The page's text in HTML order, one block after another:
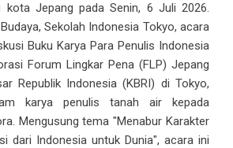
kota Jepang pada Senin, 6 Juli 2026.
Sekolah Indonesia Tokyo, acara
Buku Karya Para Penulis Indonesia
Forum Lingkar Pena (FLP) Jepang
Republik Indonesia (KBRI) di Tokyo,
karya penulis tanah air kepada
Mengusung tema "Menabur Karakter
dari Indonesia untuk Dunia", acara ini